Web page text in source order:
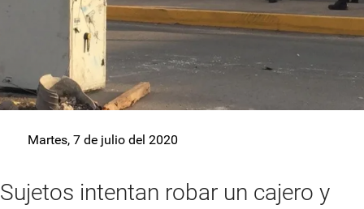
Martes, 7 de julio del 2020
Sujetos intentan robar un cajero y